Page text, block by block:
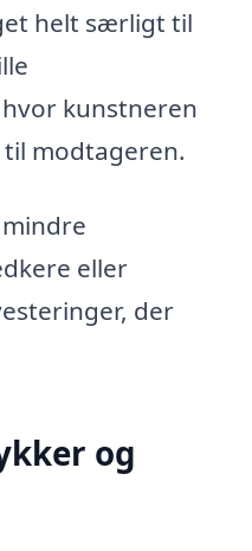
helt særligt til
kunstneren
modtageren.
eller
der
og